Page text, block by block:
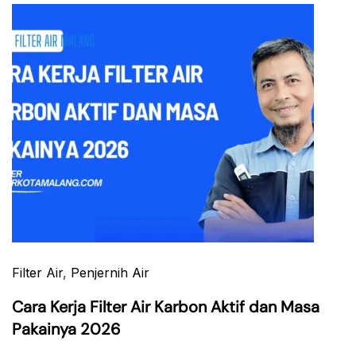
Filter Air, Penjernih Air
Cara Kerja Filter Air Karbon Aktif dan Masa
Pakainya 2026